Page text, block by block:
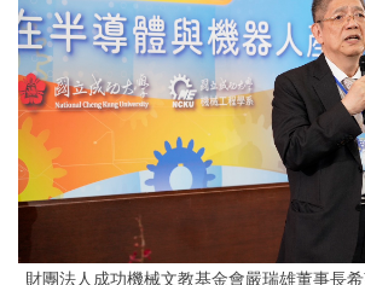
財團法人成功機械文教基金會嚴瑞雄董事長